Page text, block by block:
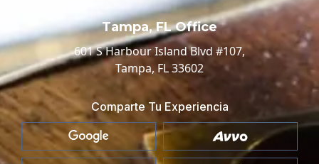
Tampa, FL Office
601 S Harbour Island Blvd #107,
Tampa, FL 33602
Comparte Tu Experiencia